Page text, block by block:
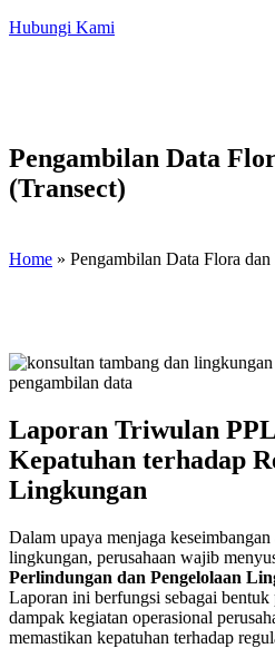
Hubungi Kami
Home » Pengambilan Data Flora dan
Pengambilan Data
(Transect)
Laporan Triwulan
Kepatuhan terhadap
Lingkungan
Dalam upaya menjaga
lingkungan, perusahaan wajib
Perlindungan dan Pengelolaan
Laporan ini berfungsi sebagai bentuk
dampak kegiatan operasional
memastikan kepatuhan terhadap